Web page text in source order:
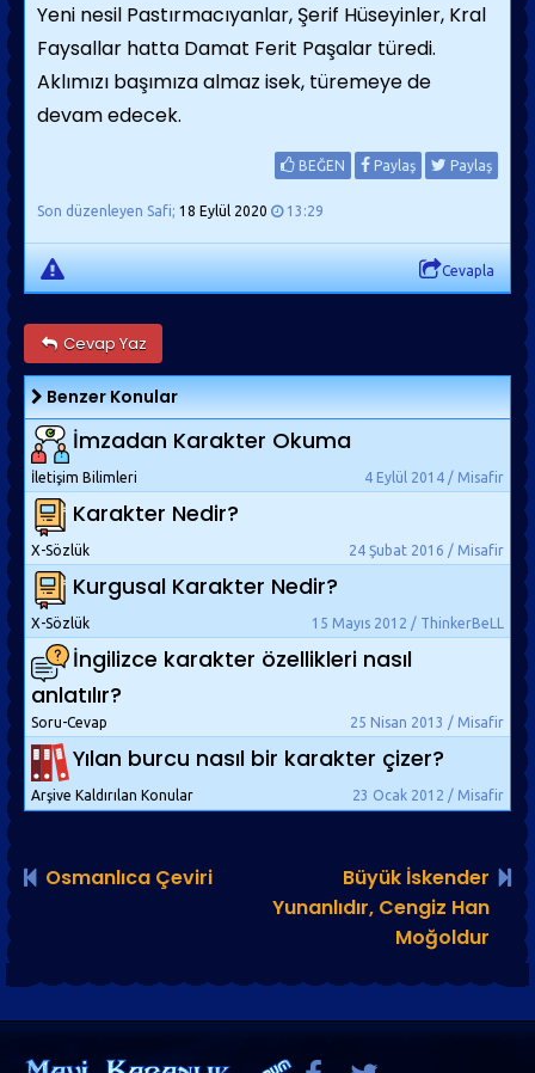
Yeni nesil Pastırmacıyanlar, Şerif Hüseyinler, Kral
Faysallar hatta Damat Ferit Paşalar türedi.
Aklımızı başımıza almaz isek, türemeye de
devam edecek.
BEĞEN Paylaş Paylaş
Son düzenleyen Safi; 18 Eylül 2020 13:29
Cevapla
Cevap Yaz
Benzer Konular
İmzadan Karakter Okuma
4 Eylül 2014 / Misafir
İletişim Bilimleri
Karakter Nedir?
24 Şubat 2016 / Misafir
X-Sözlük
Kurgusal Karakter Nedir?
15 Mayıs 2012 / ThinkerBeLL
X-Sözlük
İngilizce karakter özellikleri nasıl
anlatılır?
25 Nisan 2013 / Misafir
Soru-Cevap
Yılan burcu nasıl bir karakter çizer?
23 Ocak 2012 / Misafir
Arşive Kaldırılan Konular
Osmanlıca Çeviri
Büyük İskender
Yunanlıdır, Cengiz Han
Moğoldur